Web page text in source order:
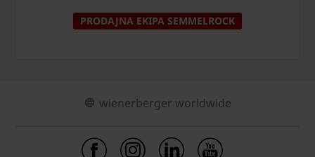
PRODAJNA EKIPA SEMMELROCK
wienerberger worldwide